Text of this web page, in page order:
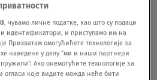
je isto državno
Njihova ukupna
miliona evra. U svih pet
bila je u konzorcijumu s
, чувамо личне податке, као што су подаци
идентификатори, и приступамо им на
Прихватам омогућићете технологије за
наведене у делу "ми и наши партнери
Ако онемогућите технологије за
које видите можда неће бити